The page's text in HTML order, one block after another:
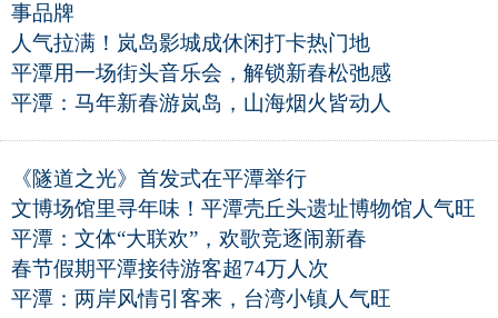
事品牌
人气拉满！岚岛影城成休闲打卡热门地
平潭用一场街头音乐会，解锁新春松弛感
平潭：马年新春游岚岛，山海烟火皆动人
《隧道之光》首发式在平潭举行
文博场馆里寻年味！平潭壳丘头遗址博物馆人气旺
平潭：文体“大联欢”，欢歌竞逐闹新春
春节假期平潭接待游客超74万人次
平潭：两岸风情引客来，台湾小镇人气旺